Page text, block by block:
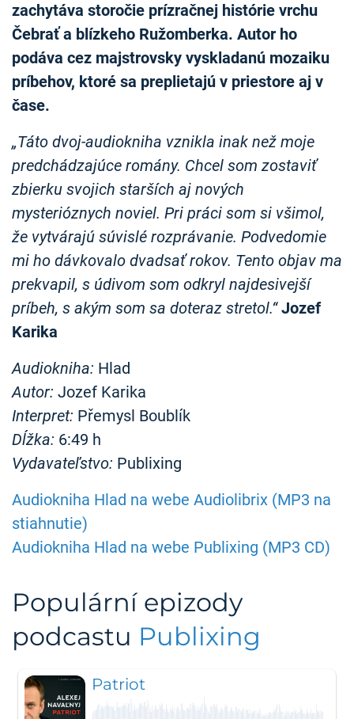
zachytáva storočie prízračnej histórie vrchu
Čebrať a blízkeho Ružomberka. Autor ho
podáva cez majstrovsky vyskladanú mozaiku
príbehov, ktoré sa preplietajú v priestore aj v
čase.
„Táto dvoj-audiokniha vznikla inak než moje
predchádzajúce romány. Chcel som zostaviť
zbierku svojich starších aj nových
mysterióznych noviel. Pri práci som si všimol,
že vytvárajú súvislé rozprávanie. Podvedomie
mi ho dávkovalo dvadsať rokov. Tento objav ma
prekvapil, s údivom som odkryl najdesivejší
príbeh, s akým som sa doteraz stretol.“ Jozef
Karika
Audiokniha: Hlad
Autor: Jozef Karika
Interpret: Přemysl Boublík
Dĺžka: 6:49 h
Vydavateľstvo: Publixing
Audiokniha Hlad na webe Audiolibrix (MP3 na
stiahnutie)
Audiokniha Hlad na webe Publixing (MP3 CD)
Populární epizody
podcastu Publixing
Patriot